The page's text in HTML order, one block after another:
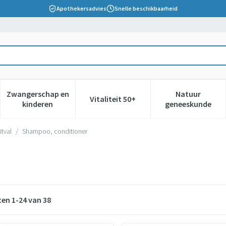
Apothekersadvies Snelle beschikbaarheid
verzorging en hygiëne categorie
voor Dieet, voeding en vitamines categorie
Zwangerschap en
kinderenToon submenu voor Zwangerschap en kinderen
Vitaliteit 50+Toon submenu voor Vitaliteit
Natuur
geneeskunde
Toon
/ Shampoo, conditioner
1-24van 38